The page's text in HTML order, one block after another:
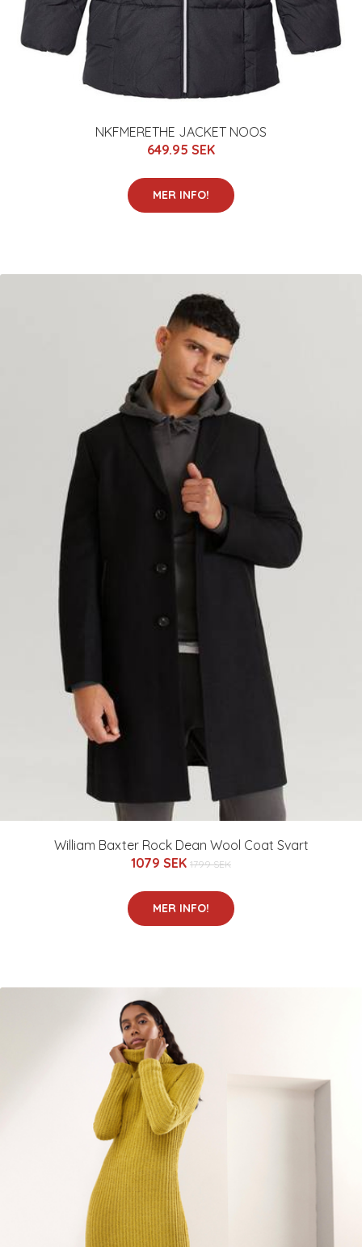
NKFMERETHE JACKET NOOS
649.95 SEK
MER INFO!
William Baxter Rock Dean Wool Coat Svart
1079 SEK 1799 SEK
MER INFO!